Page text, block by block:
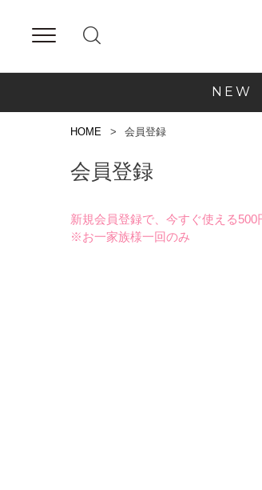
NEW
HOME 会員登録
会員登録
新規会員登録で、今すぐ使える500
※お一家族様一回のみ